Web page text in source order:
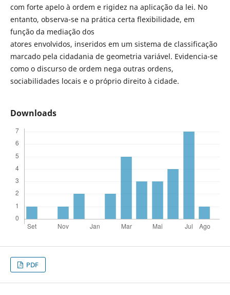
com forte apelo à ordem e rigidez na aplicação da lei. No
entanto, observa-se na prática certa flexibilidade, em
função da mediação dos
atores envolvidos, inseridos em um sistema de classificação
marcado pela cidadania de geometria variável. Evidencia-se
como o discurso de ordem nega outras ordens,
sociabilidades locais e o próprio direito à cidade.
Downloads
PDF